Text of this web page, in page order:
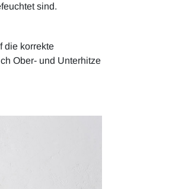
sind.
die korrekte
Ober- und Unterhitze